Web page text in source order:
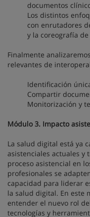
documentos
Los distintos
con enrutadores
y la coreografía de
Finalmente
relevantes de
Identificación
Compartir
Monitorización y
Módulo 3. Impacto
La salud digital está ya
asistenciales actuales y
proceso asistencial en
profesionales se
capacidad para liderar
la salud digital. En este
entender el nuevo rol
tecnologías y